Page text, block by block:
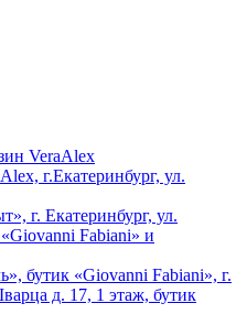
VeraAlex
г.Екатеринбург, ул.
г. Екатеринбург, ул.
Fabiani» и
бутик «Giovanni Fabiani», г.
д. 17, 1 этаж, бутик